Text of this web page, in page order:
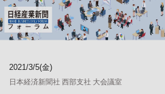
2021/3/5(金)
日本経済新聞社 西部支社 大会議室